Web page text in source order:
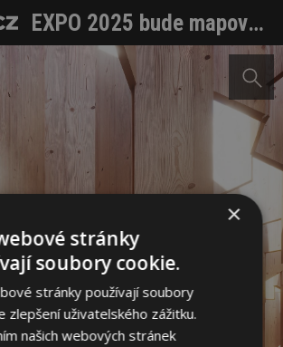
EXPO 2025 bude mapovat společnost 5.0. Čím se pochlubí Česká republika?
×
stránky
soubory cookie.
stránky používají soubory
zlepšení uživatelského zážitku.
našich webových stránek